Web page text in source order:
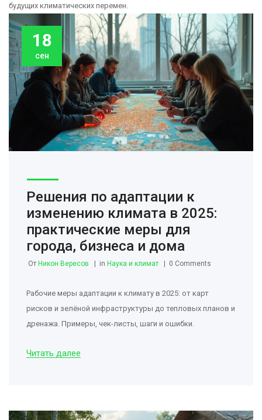
будущих климатических перемен.
18
сен
Решения по адаптации к
изменению климата в 2025:
практические меры для
города, бизнеса и дома
От Никон Вересов in Наука и климат 0 Comments
Рабочие меры адаптации к климату в 2025: от карт
рисков и зелёной инфраструктуры до тепловых планов и
дренажа. Примеры, чек-листы, шаги и ошибки.
Читать далее